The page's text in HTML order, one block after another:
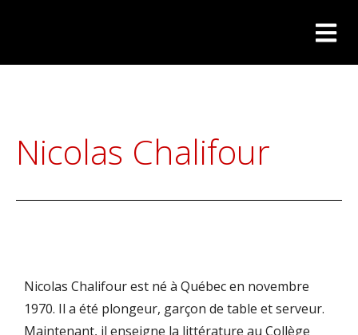
Nicolas Chalifour
Nicolas Chalifour est né à Québec en novembre
1970. Il a été plongeur, garçon de table et serveur.
Maintenant, il enseigne la littérature au Collège